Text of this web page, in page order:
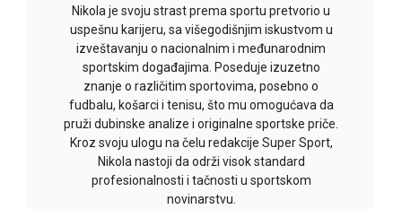
Nikola je svoju strast prema sportu pretvorio u
uspešnu karijeru, sa višegodišnjim iskustvom u
izveštavanju o nacionalnim i međunarodnim
sportskim događajima. Poseduje izuzetno
znanje o različitim sportovima, posebno o
fudbalu, košarci i tenisu, što mu omogućava da
pruži dubinske analize i originalne sportske priče.
Kroz svoju ulogu na čelu redakcije Super Sport,
Nikola nastoji da održi visok standard
profesionalnosti i tačnosti u sportskom
novinarstvu.